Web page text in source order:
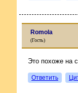
Romola
(Гость)
Это похоже на
Ответить